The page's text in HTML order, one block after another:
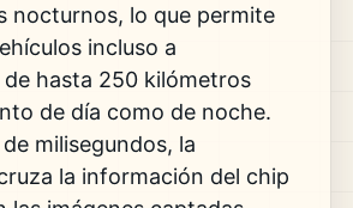
nocturnos, lo que permite
incluso a
hasta 250 kilómetros
de día como de noche.
milisegundos, la
la información del chip